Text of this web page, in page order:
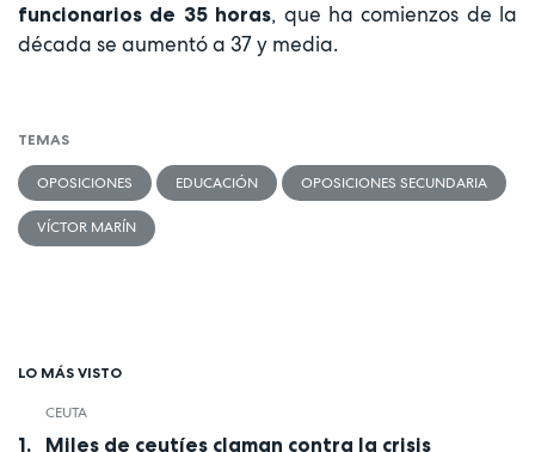
funcionarios de 35 horas, que ha comienzos de la
década se aumentó a 37 y media.
TEMAS
OPOSICIONES EDUCACIÓN OPOSICIONES SECUNDARIA
VÍCTOR MARÍN
LO MÁS VISTO
CEUTA
Miles de ceutíes claman contra la crisis